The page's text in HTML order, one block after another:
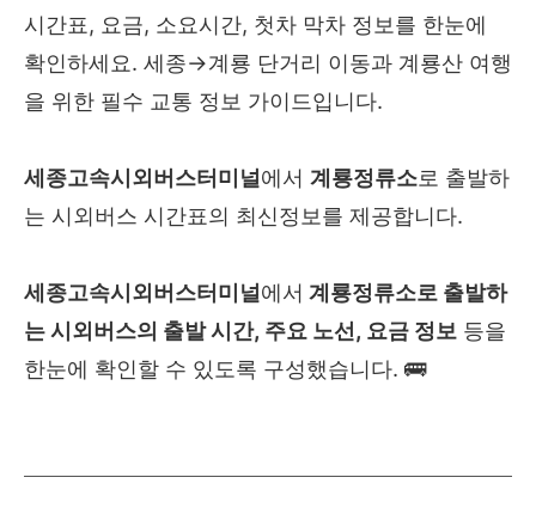
시간표, 요금, 소요시간, 첫차 막차 정보를 한눈에
확인하세요. 세종→계룡 단거리 이동과 계룡산 여행
을 위한 필수 교통 정보 가이드입니다.
세종고속시외버스터미널에서 계룡정류소로 출발하
는 시외버스 시간표의 최신정보를 제공합니다.
세종고속시외버스터미널에서 계룡정류소로 출발하
는 시외버스의 출발 시간, 주요 노선, 요금 정보 등을
한눈에 확인할 수 있도록 구성했습니다. 🚌